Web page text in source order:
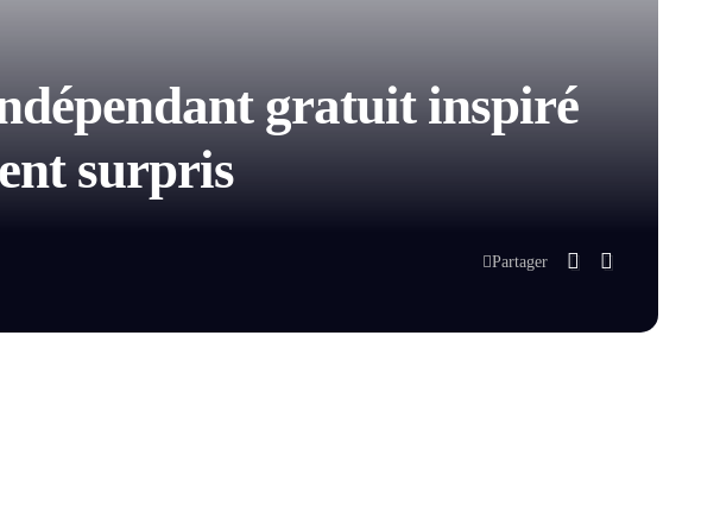
gratuit inspiré
surpris
Partager